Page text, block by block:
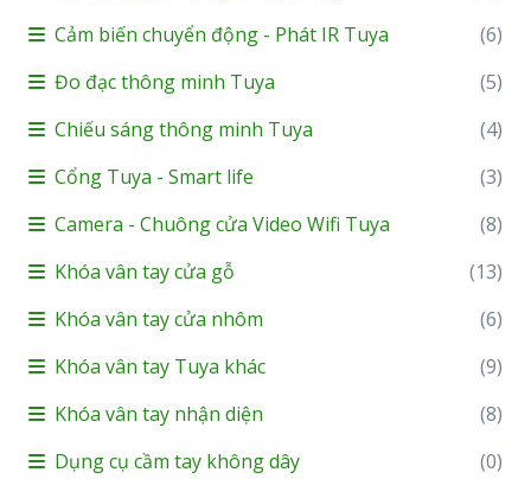
Cảm biến chuyển động - Phát IR Tuya
(6)
Đo đạc thông minh Tuya
(5)
Chiếu sáng thông minh Tuya
(4)
Cổng Tuya - Smart life
(3)
Camera - Chuông cửa Video Wifi Tuya
(8)
Khóa vân tay cửa gỗ
(13)
Khóa vân tay cửa nhôm
(6)
Khóa vân tay Tuya khác
(9)
Khóa vân tay nhận diện
(8)
Dụng cụ cầm tay không dây
(0)